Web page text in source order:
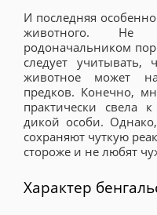
И последняя
животного. Не
родоначальником
следует учитывать,
животное может
предков. Конечно,
практически свела
дикой особи.
сохраняют чуткую
стороже и не любят
Характер